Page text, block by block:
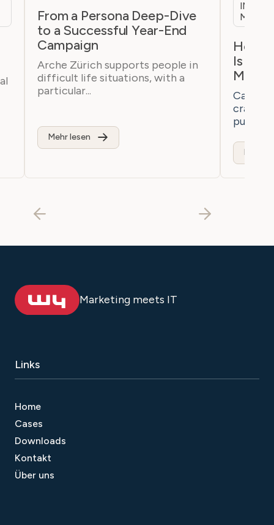
From a Persona Deep-Dive
to a Successful Year-End
Campaign
Arche Zürich supports people in
difficult life situations, with a
particular...
Mehr lesen
How
Is
Mehr
Marketing meets IT
Links
Home
Cases
Downloads
Kontakt
Über uns